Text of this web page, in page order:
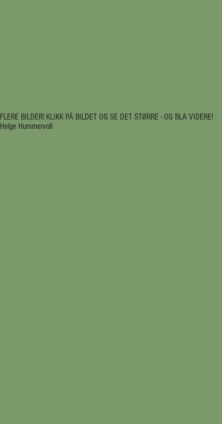
FLERE BILDER! KLIKK PÅ BILDET
Helge Hummervoll